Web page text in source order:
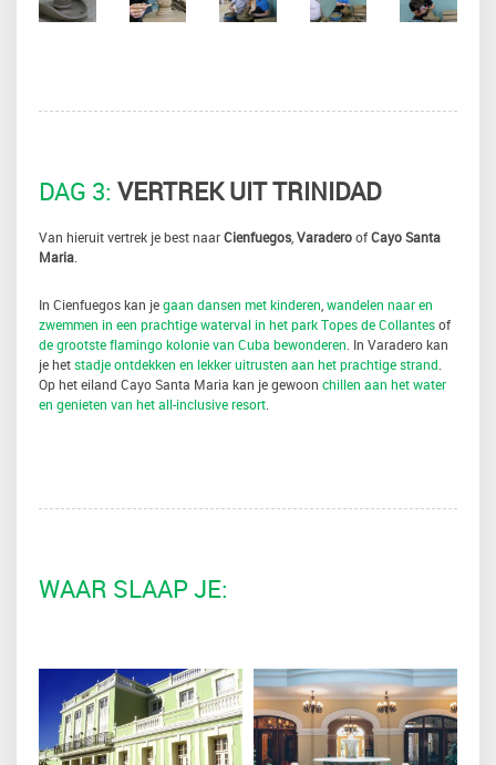
DAG 3: VERTREK UIT TRINIDAD
Van hieruit vertrek je best naarCienfuegos VaraderoofCayo Santa
Maria
In Cienfuegos kan jegaan dansen met kinderen wandelen naar en
zwemmen in een prachtige waterval in het park Topes de Collantesof
de grootste flamingo kolonie van Cuba bewonderen . In Varadero kan
je hetstadje ontdekken en lekker uitrusten aan het prachtige strand
Op het eiland Cayo Santa Maria kan je gewoon chillen aan het water
en genieten van het all-inclusive resort
WAAR SLAAP JE: